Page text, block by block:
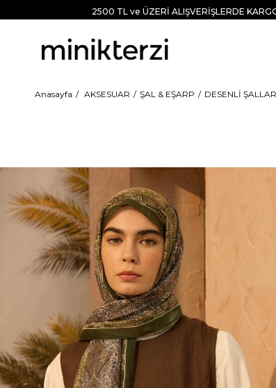
2500 TL ve ÜZERİ ALIŞVERİŞLERDE
Anasayfa AKSESUAR ŞAL & EŞARP DESENLİ ŞALLAR